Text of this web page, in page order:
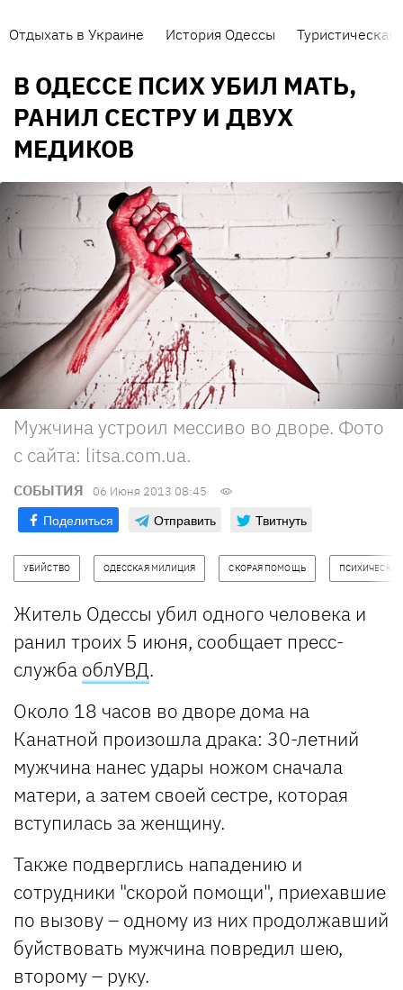
Отдыхать в Украине История Одессы Туристическая
В ОДЕССЕ ПСИХ УБИЛ МАТЬ,
РАНИЛ СЕСТРУ И ДВУХ
МЕДИКОВ
Мужчина устроил мессиво во дворе. Фото
с сайта: litsa.com.ua.
СОБЫТИЯ 06 Июня 2013 08:45
Поделиться Отправить Твитнуть
УБИЙСТВО ОДЕССКАЯ МИЛИЦИЯ СКОРАЯ ПОМОЩЬ ПСИХИЧЕСКИ
Житель Одессы убил одного человека и
ранил троих 5 июня, сообщает пресс-
служба облУВД.
Около 18 часов во дворе дома на
Канатной произошла драка: 30-летний
мужчина нанес удары ножом сначала
матери, а затем своей сестре, которая
вступилась за женщину.
Также подверглись нападению и
сотрудники "скорой помощи", приехавшие
по вызову – одному из них продолжавший
буйствовать мужчина повредил шею,
второму – руку.